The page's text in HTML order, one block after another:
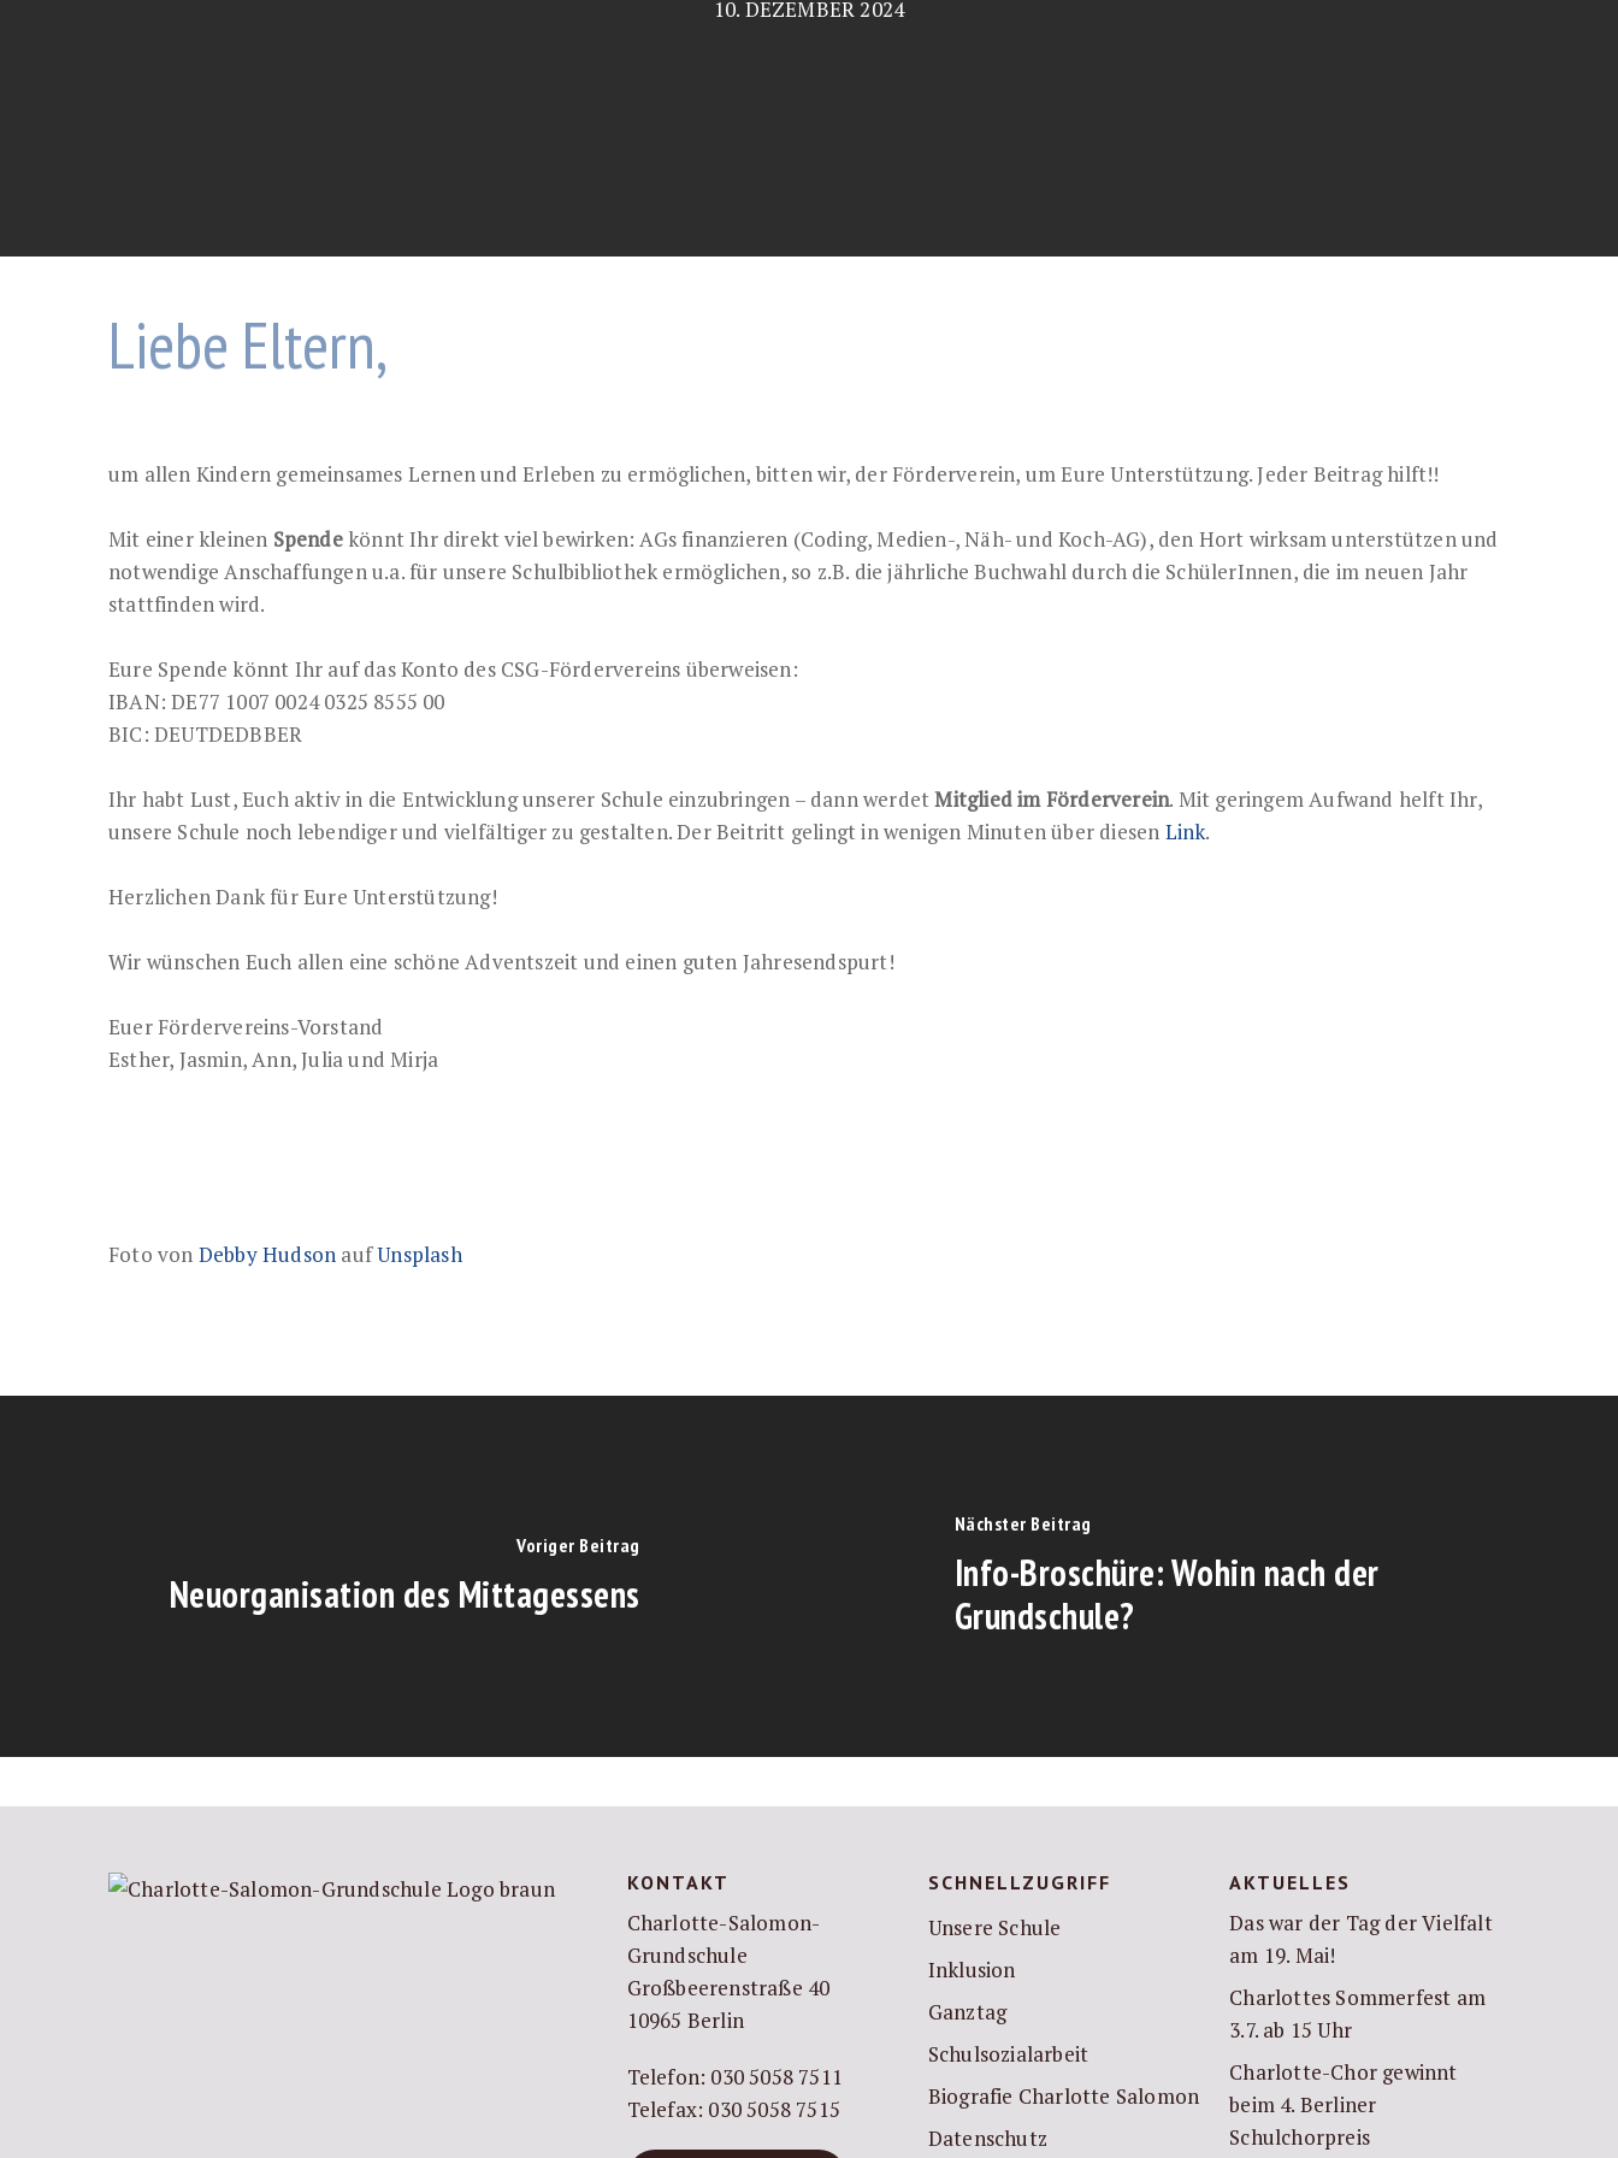
10. DEZEMBER 2024
Liebe Eltern,
um allen Kindern gemeinsames Lernen und Erleben zu ermöglichen, bitten wir, der Förderverein, um Eure Unterstützung. Jeder Beitrag hilft!!
Mit einer kleinen Spendekönnt Ihr direkt viel bewirken: AGs finanzieren (Coding, Medien-, Näh- und Koch-AG), den Hort wirksam unterstützen und
notwendige Anschaffungen u.a. für unsere Schulbibliothek ermöglichen, so z.B. die jährliche Buchwahl durch die SchülerInnen, die im neuen Jahr
stattfinden wird.
Eure Spende könnt Ihr auf das Konto des CSG-Fördervereins überweisen:
IBAN: DE77 1007 0024 0325 8555 00
BIC: DEUTDEDBBER
Ihr habt Lust, Euch aktiv in die Entwicklung unserer Schule einzubringen – dann werdetMitglied im Förderverein. Mit geringem Aufwand helft Ihr,
unsere Schule noch lebendiger und vielfältiger zu gestalten. Der Beitritt gelingt in wenigen Minuten über diesen Link.
Herzlichen Dank für Eure Unterstützung!
Wir wünschen Euch allen eine schöne Adventszeit und einen guten Jahresendspurt!
Euer Fördervereins-Vorstand
Esther, Jasmin, Ann, Julia und Mirja
Foto von Debby Hudson aufUnsplash
Voriger Beitrag
Neuorganisation des Mittagessens
Nächster Beitrag
Info-Broschüre: Wohin nach der
Grundschule?
KONTAKT
Charlotte-Salomon-
Grundschule
Großbeerenstraße 40
10965 Berlin
Telefon: 030 5058 7511
Telefax: 030 5058 7515
SCHNELLZUGRIFF
Unsere Schule
Inklusion
Ganztag
Schulsozialarbeit
Biografie Charlotte Salomon
Datenschutz
AKTUELLES
Das war der Tag der Vielfalt
am 19. Mai!
Charlottes Sommerfest am
3.7. ab 15 Uhr
Charlotte-Chor gewinnt
beim 4. Berliner
Schulchorpreis